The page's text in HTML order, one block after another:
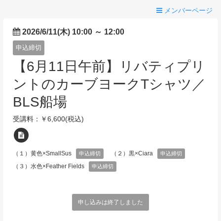
メンバーページ
2026/6/11(木) 10:00 ～ 12:00
申込締切
【6月11日午前】リバティプリ
ントのカーブヨークTシャツ／
BLS船場
受講料：￥6,600(税込)
（１）黄色×SmallSus 申込締切 （２）黒×Ciara 申込締切
（３）水色×Feather Fields 申込締切
申し込みは終了しました